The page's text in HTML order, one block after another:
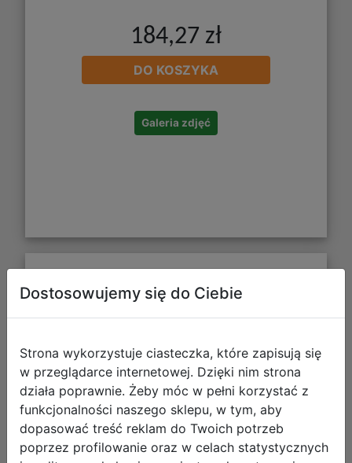
184,27 zł
DO KOSZYKA
Galeria zdjęć
Vallejo: 70.140 - Model Color - Figure
Dostosowujemy się do Ciebie
Strona wykorzystuje ciasteczka, które zapisują się
w przeglądarce internetowej. Dzięki nim strona
działa poprawnie. Żeby móc w pełni korzystać z
funkcjonalności naszego sklepu, w tym, aby
dopasować treść reklam do Twoich potrzeb
poprzez profilowanie oraz w celach statystycznych